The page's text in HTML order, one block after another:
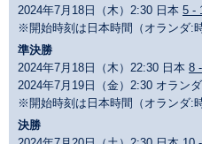
2024年7月18日（木）2:30 日本 5 -
※開始時刻は日本時間（オランダ:
準決勝
2024年7月18日（木）22:30 日本 8
2024年7月19日（金）2:30 オラン
※開始時刻は日本時間（オランダ:
決勝